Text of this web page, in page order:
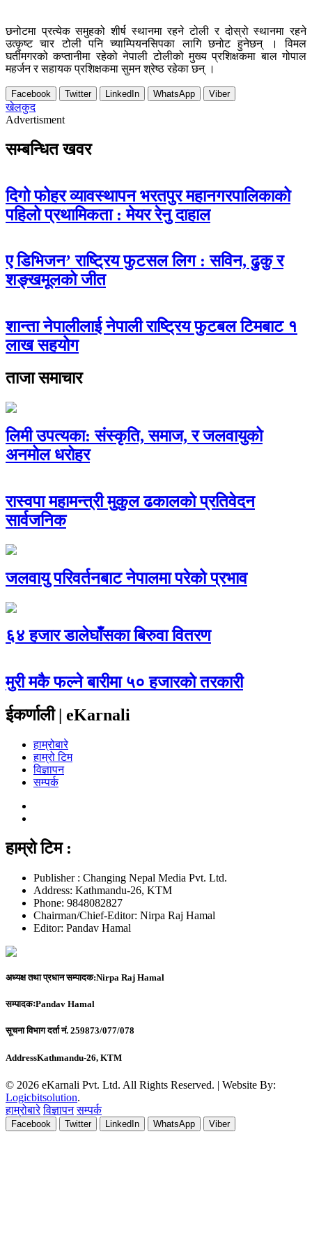
छनोटमा प्रत्येक समुहको शीर्ष स्थानमा रहने टोली र दोस्रो स्थानमा रहने
उत्कृष्ट चार टोली पनि च्याम्पियनसिपका लागि छनोट हुनेछन् । विमल
घर्तीमगरको कप्तानीमा रहेको नेपाली टोलीको मुख्य प्रशिक्षकमा बाल गोपाल
महर्जन र सहायक प्रशिक्षकमा सुमन श्रेष्ठ रहेका छन् ।
Facebook Twitter LinkedIn WhatsApp Viber
खेलकुद
Advertisment
सम्बन्धित खवर
दिगो फोहर व्यावस्थापन भरतपुर महानगरपालिकाको
पहिलो प्रथामिकता : मेयर रेनु दाहाल
ए डिभिजन’ राष्ट्रिय फुटसल लिग : सविन, ढुकु र
शङ्खमूलको जीत
शान्ता नेपालीलाई नेपाली राष्ट्रिय फुटबल टिमबाट १
लाख सहयोग
ताजा समाचार
लिमी उपत्यका: संस्कृति, समाज, र जलवायुको
अनमोल धरोहर
रास्वपा महामन्त्री मुकुल ढकालको प्रतिवेदन
सार्वजनिक
जलवायु परिवर्तनबाट नेपालमा परेको प्रभाव
६४ हजार डालेघाँसका बिरुवा वितरण
मुरी मकै फल्ने बारीमा ५० हजारको तरकारी
ईकर्णाली | eKarnali
हाम्रोबारे
हाम्रो टिम
विज्ञापन
सम्पर्क
हाम्रो टिम :
Publisher : Changing Nepal Media Pvt. Ltd.
Address: Kathmandu-26, KTM
Phone: 9848082827
Chairman/Chief-Editor: Nirpa Raj Hamal
Editor: Pandav Hamal
अध्यक्ष तथा प्रधान सम्पादक:Nirpa Raj Hamal
सम्पादकःPandav Hamal
सूचना विभाग दर्ता नं. 259873/077/078
AddressKathmandu-26, KTM
© 2026 eKarnali Pvt. Ltd. All Rights Reserved. | Website By:
Logicbitsolution.
हाम्रोबारे विज्ञापन सम्पर्क
Facebook Twitter LinkedIn WhatsApp Viber